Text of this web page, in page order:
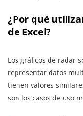
¿Por qué
de Excel?
Los gráficos de radar
representar datos
tienen valores
son los casos de uso